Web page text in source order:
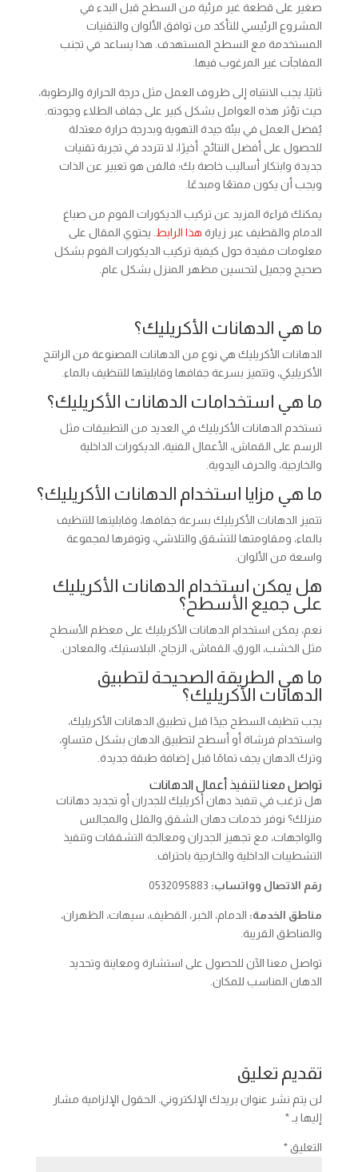
صغير على قطعة غير مرئية من السطح قبل البدء في
المشروع الرئيسي للتأكد من توافق الألوان والتقنيات
المستخدمة مع السطح المستهدف. هذا يساعد في تجنب
المفاجآت غير المرغوب فيها.
ثانيًا، يجب الانتباه إلى ظروف العمل مثل درجة الحرارة والرطوبة،
حيث تؤثر هذه العوامل بشكل كبير على جفاف الطلاء وجودته.
يُفضل العمل في بيئة جيدة التهوية وبدرجة حرارة معتدلة
للحصول على أفضل النتائج. أخيرًا، لا تتردد في تجربة تقنيات
جديدة وابتكار أساليب خاصة بك؛ فالفن هو تعبير عن الذات
ويجب أن يكون ممتعًا ومبدعًا.
يمكنك قراءة المزيد عن تركيب الديكورات الفوم من صباغ
الدمام والقطيف عبر زيارة هذا الرابط . يحتوي المقال على
معلومات مفيدة حول كيفية تركيب الديكورات الفوم بشكل
صحيح وجميل لتحسين مظهر المنزل بشكل عام.
ما هي الدهانات الأكريليك؟
الدهانات الأكريليك هي نوع من الدهانات المصنوعة من الراتنج
الأكريليكي، وتتميز بسرعة جفافها وقابليتها للتنظيف بالماء.
ما هي استخدامات الدهانات الأكريليك؟
تستخدم الدهانات الأكريليك في العديد من التطبيقات مثل
الرسم على القماش، الأعمال الفنية، الديكورات الداخلية
والخارجية، والحرف اليدوية.
ما هي مزايا استخدام الدهانات الأكريليك؟
تتميز الدهانات الأكريليك بسرعة جفافها، وقابليتها للتنظيف
بالماء، ومقاومتها للتشقق والتلاشي، وتوفرها لمجموعة
واسعة من الألوان.
هل يمكن استخدام الدهانات الأكريليك
على جميع الأسطح؟
نعم، يمكن استخدام الدهانات الأكريليك على معظم الأسطح
مثل الخشب، الورق، القماش، الزجاج، البلاستيك، والمعادن.
ما هي الطريقة الصحيحة لتطبيق
الدهانات الأكريليك؟
يجب تنظيف السطح جيدًا قبل تطبيق الدهانات الأكريليك،
واستخدام فرشاة أو أسطح لتطبيق الدهان بشكل متساوٍ،
وترك الدهان يجف تمامًا قبل إضافة طبقة جديدة.
تواصل معنا لتنفيذ أعمال الدهانات
هل ترغب في تنفيذ دهان أكريليك للجدران أو تجديد دهانات
منزلك؟ نوفر خدمات دهان الشقق والفلل والمجالس
والواجهات، مع تجهيز الجدران ومعالجة التشققات وتنفيذ
التشطيبات الداخلية والخارجية باحتراف.
رقم الاتصال وواتساب:
مناطق الخدمة: الدمام، الخبر، القطيف، سيهات، الظهران،
والمناطق القريبة.
تواصل معنا الآن للحصول على استشارة ومعاينة وتحديد
الدهان المناسب للمكان.
تقديم تعليق
لن يتم نشر عنوان بريدك الإلكتروني. الحقول الإلزامية مشار
إليها بـ *
التعليق*